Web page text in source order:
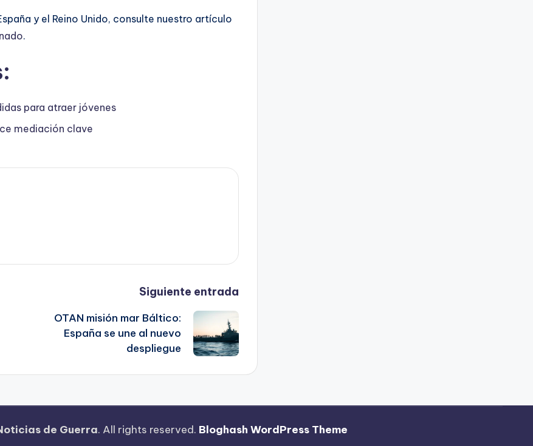
y el Reino Unido, consulte nuestro artículo
.
para atraer jóvenes
mediación clave
Siguiente entrada
OTAN misión mar Báltico:
España se une al nuevo
despliegue
de Guerra. All rights reserved. Bloghash WordPress Theme